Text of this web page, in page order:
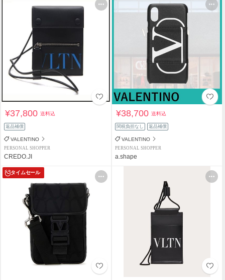
¥37,800送料込
返品補償
VALENTINO
PERSONAL SHOPPER
CREDO.JI
¥38,700送料込
関税負担なし 返品補償
VALENTINO
PERSONAL SHOPPER
a.shape
タイムセール